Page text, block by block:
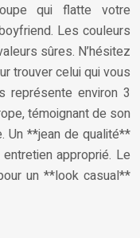
qui flatte votre
Les couleurs
sûres. N’hésitez
trouver celui qui vous
représente environ 3
témoignant de son
Un **jean de qualité**
approprié. Le
un **look casual**